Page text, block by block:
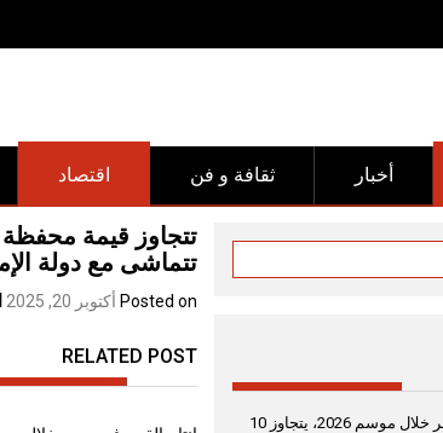
اقتصاد ثقافة و فن أخبار
تتجاوز قيمة محفظة
تتماشى مع دولة
Posted on أكتوبر 20, 2025 by
RELATED POST
إنتاج القمح في مصر خلال موسم 2026، يتجاوز 10